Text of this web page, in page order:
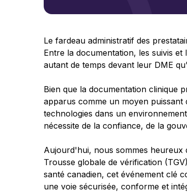
Le fardeau administratif des
Entre la documentation, les suivis
autant de temps devant leur DME
Bien que la documentation clinique
apparus comme un moyen puissant
technologies dans un
nécessite de la confiance, de la
Aujourd'hui, nous sommes
Trousse globale de vérification
santé canadien, cet événement clé
une voie sécurisée, conforme et